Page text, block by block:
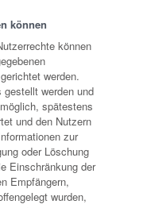
können
können
werden.
werden und
spätestens
und den Nutzern
zur
oder Löschung
Einschränkung der
Empfängern,
wurden,